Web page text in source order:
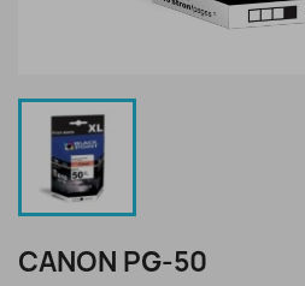
CANON PG-50